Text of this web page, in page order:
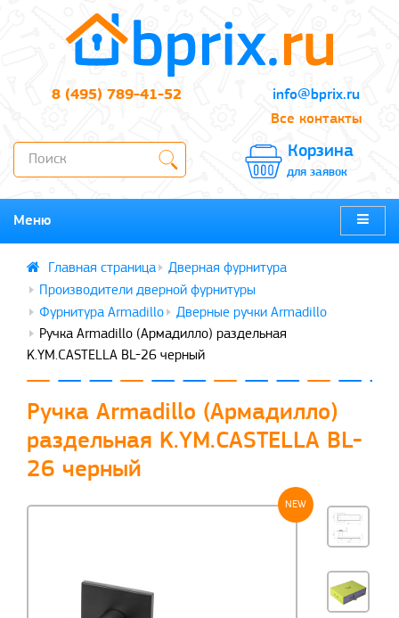
8 (495) 789-41-52
info@bprix.ru
Все контакты
Корзина
для заявок
Меню
Дверная фурнитура
Производители дверной фурнитуры
Фурнитура Armadillo
Дверные ручки Armadillo
Ручка Armadillo (Армадилло) раздельная
K.YM.CASTELLA BL-26 черный
Ручка Armadillo (Армадилло)
раздельная K.YM.CASTELLA BL-
26 черный
NEW